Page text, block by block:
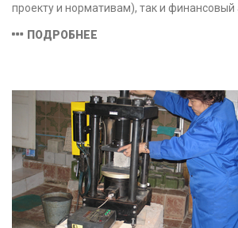
проекту и нормативам), так и финансовый
безопасность и экономическую
ПОДРОБНЕЕ